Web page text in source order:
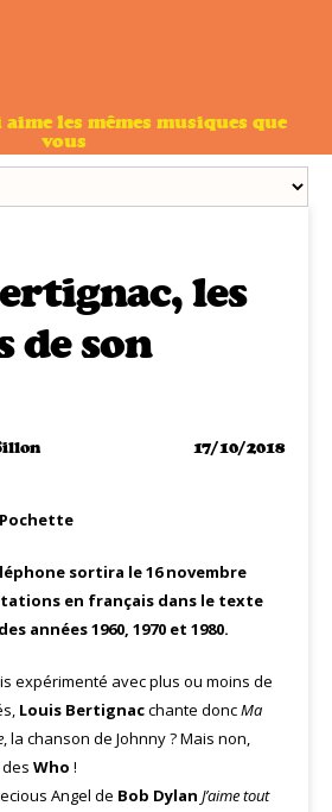
les mêmes musiques que
vous
les
de son
17/10/2018
sortira le 16 novembre
en français dans le texte
années 1960, 1970 et 1980.
expérimenté avec plus ou moins de
Louis Bertignacchante doncMa
, la chanson de Johnny ? Mais non,
des Who !
Angel de Bob Dylan J’aime tout